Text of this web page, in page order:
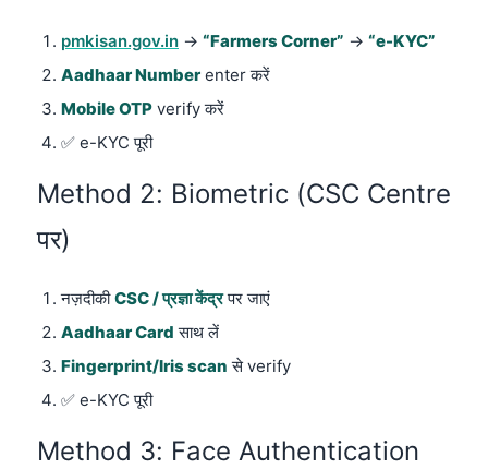
pmkisan.gov.in → “Farmers Corner” → “e-KYC”
Aadhaar Number enter करें
Mobile OTP verify करें
✅ e-KYC पूरी
Method 2: Biometric (CSC Centre
पर)
नज़दीकीCSC / प्रज्ञा केंद्रपर जाएं
Aadhaar Card साथ लें
Fingerprint/Iris scan से verify
✅ e-KYC पूरी
Method 3: Face Authentication